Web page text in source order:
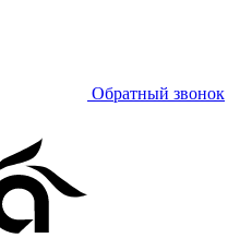
Обратный звонок